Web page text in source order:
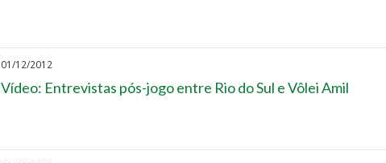
01/12/2012
Vídeo: Entrevistas pós-jogo entre Rio do Sul e Vôlei Amil